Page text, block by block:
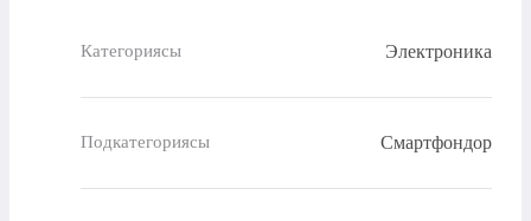
Категориясы Электроника
Подкатегориясы Смартфондор